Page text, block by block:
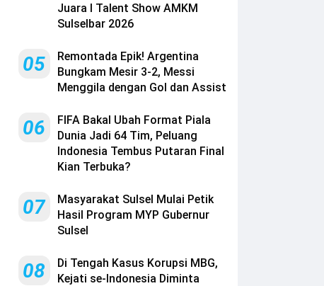
Juara I Talent Show AMKM
Sulselbar 2026
05
Remontada Epik! Argentina
Bungkam Mesir 3-2, Messi
Menggila dengan Gol dan Assist
06
FIFA Bakal Ubah Format Piala
Dunia Jadi 64 Tim, Peluang
Indonesia Tembus Putaran Final
Kian Terbuka?
07
Masyarakat Sulsel Mulai Petik
Hasil Program MYP Gubernur
Sulsel
08
Di Tengah Kasus Korupsi MBG,
Kejati se-Indonesia Diminta